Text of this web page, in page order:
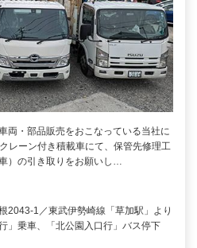
両・部品販売をおこなっている当社に
レーン付き積載車にて、保管先修理工
）の引き取りをお願いし…
2043-1／東武伊勢崎線「草加駅」より
」乗車、「北公園入口行」バス停下